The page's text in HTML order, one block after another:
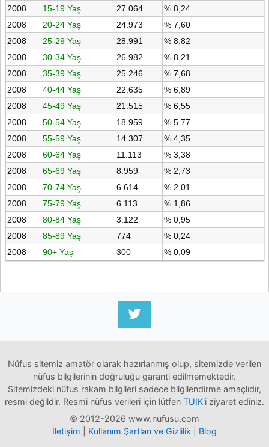
2008
15-19 Yaş 27.064
% 8,24
2008
20-24 Yaş 24.973
% 7,60
2008
25-29 Yaş 28.991
% 8,82
2008
30-34 Yaş 26.982
% 8,21
2008
35-39 Yaş 25.246
% 7,68
2008
40-44 Yaş 22.635
% 6,89
2008
45-49 Yaş 21.515
% 6,55
2008
50-54 Yaş 18.959
% 5,77
2008
55-59 Yaş 14.307
% 4,35
2008
60-64 Yaş 11.113
% 3,38
2008
65-69 Yaş 8.959
% 2,73
2008
70-74 Yaş 6.614
% 2,01
2008
75-79 Yaş 6.113
% 1,86
2008
80-84 Yaş 3.122
% 0,95
2008
85-89 Yaş 774
% 0,24
2008
90+ Yaş 300 % 0,09
Nüfus sitemiz amatör olarak hazırlanmış olup, sitemizde verilen
nüfus bilgilerinin doğruluğu garanti edilmemektedir.
Sitemizdeki nüfus rakam bilgileri sadece bilgilendirme amaçlıdır,
resmi değildir. Resmi nüfus verileri için lütfen TUIK'i ziyaret ediniz.
© 2012-2026 www.nufusu.com
İletişim
Kullanım Şartları ve Gizlilik Blog